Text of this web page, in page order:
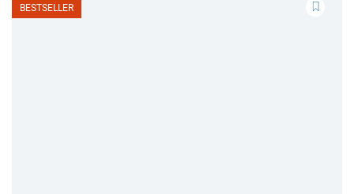
BESTSELLER